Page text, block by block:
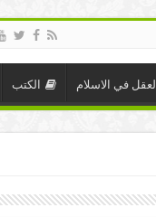
العقل في الاسلام الكتب